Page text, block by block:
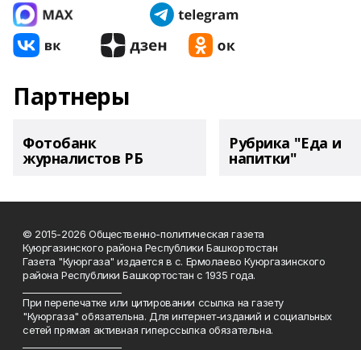
Партнеры
Фотобанк
журналистов РБ
Рубрика "Еда и
напитки"
© 2015-2026 Общественно-политическая газета
Куюргазинского района Республики Башкортостан
Газета "Куюргаза" издается в с. Ермолаево Куюргазинского
района Республики Башкортостан с 1935 года.
При перепечатке или цитировании ссылка на газету
"Куюргаза" обязательна. Для интернет-изданий и социальных
сетей прямая активная гиперссылка обязательна.